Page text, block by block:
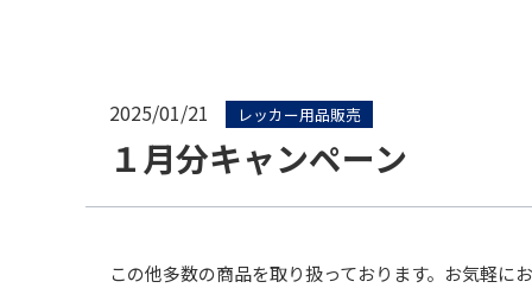
2025/01/21 レッカー用品販売
１月分キャンペーン
この他多数の商品を取り扱っております。お気軽に